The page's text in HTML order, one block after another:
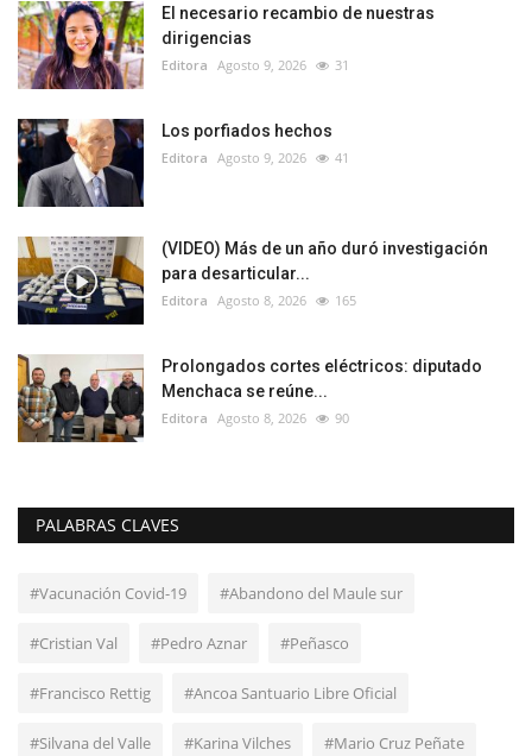
El necesario recambio de nuestras
dirigencias
Editora Agosto 9, 2026 31
Los porfiados hechos
Editora Agosto 9, 2026 41
(VIDEO) Más de un año duró investigación
para desarticular...
Editora Agosto 8, 2026 165
Prolongados cortes eléctricos: diputado
Menchaca se reúne...
Editora Agosto 8, 2026 90
PALABRAS CLAVES
#Vacunación Covid-19 #Abandono del Maule sur
#Cristian Val #Pedro Aznar #Peñasco
#Francisco Rettig #Ancoa Santuario Libre Oficial
#Silvana del Valle #Karina Vilches #Mario Cruz Peñate